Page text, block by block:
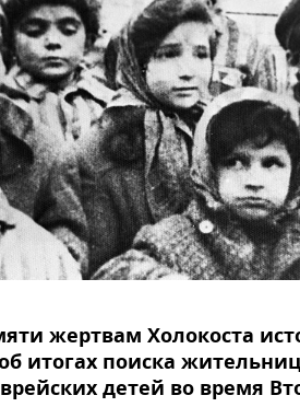
жертвам Холокоста
итогах поиска
детей во время